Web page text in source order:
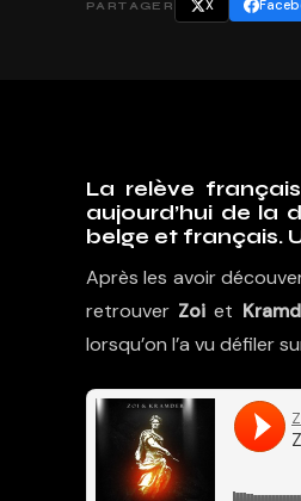
PARTAGER X
La relève
aujourd’hui de la
belge et français.
Après les avoir
retrouver Zoi et
lorsqu’on l’a vu défiler